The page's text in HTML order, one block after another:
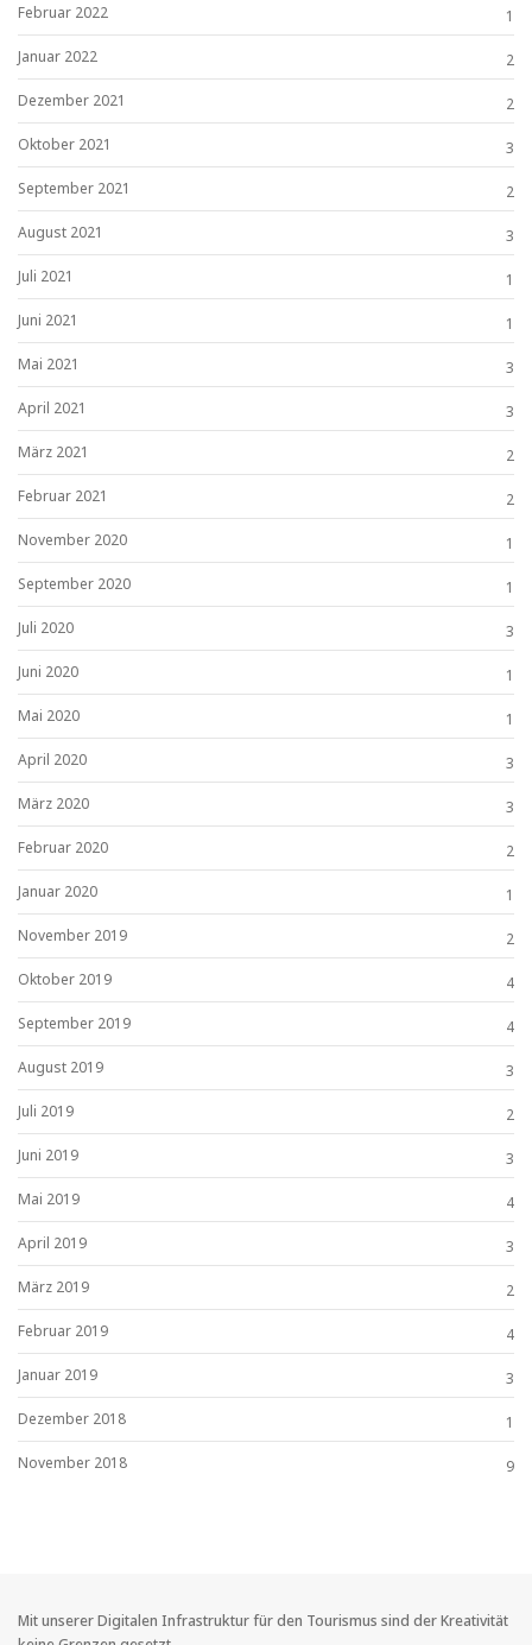
Februar 2022
1
Januar 2022
2
Dezember 2021
2
Oktober 2021
3
September 2021
2
August 2021
3
Juli 2021
1
Juni 2021
1
Mai 2021
3
April 2021
3
März 2021
2
Februar 2021
2
November 2020
1
September 2020
1
Juli 2020
3
Juni 2020
1
Mai 2020
1
April 2020
3
März 2020
3
Februar 2020
2
Januar 2020
1
November 2019
2
Oktober 2019
4
September 2019
4
August 2019
3
Juli 2019
2
Juni 2019
3
Mai 2019
4
April 2019
3
März 2019
2
Februar 2019
4
Januar 2019
3
Dezember 2018
1
November 2018
9
Mit unserer Digitalen Infrastruktur für den Tourismus sind der Kreativität